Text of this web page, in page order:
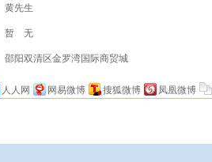
黄先生
暂 无
邵阳双清区金罗湾国际商贸城
人人网 网易微博 搜狐微博 凤凰微博